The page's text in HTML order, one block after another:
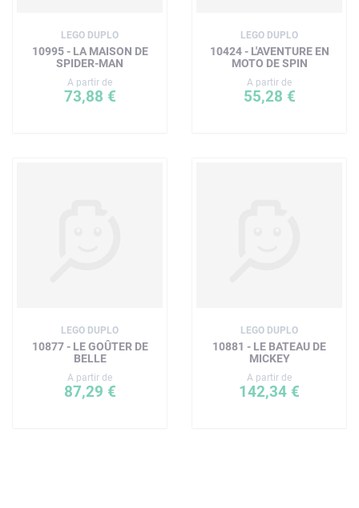
LEGO DUPLO
10995 - LA MAISON DE
SPIDER-MAN
A partir de
73,88 €
LEGO DUPLO
10424 - L'AVENTURE EN
MOTO DE SPIN
A partir de
55,28 €
LEGO DUPLO
10877 - LE GOÛTER DE
BELLE
A partir de
87,29 €
LEGO DUPLO
10881 - LE BATEAU DE
MICKEY
A partir de
142,34 €